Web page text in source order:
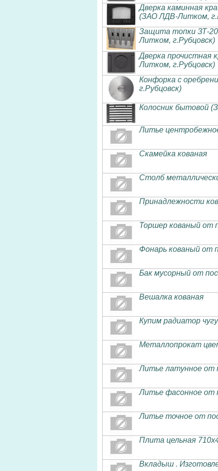
Дверка каминная
(ЗАО ЛДВ-Литком,
Защита топки ЗТ-
Литком, г.Рубцовск)
Дверка прочистная
Литком, г.Рубцовск)
Конфорка с
г.Рубцовск)
Колосник бытовой
Литье
Скамейка кованая
Столб
Принадлежности
Торшер кованый от
Фонарь кованый от
Бак мусорный от
Вешалка кованая
Купим радиатор
Металлопрокат
Литье латунное от
Литье фасонное от
Литье точное от
Плита цельная
Вкладыш .